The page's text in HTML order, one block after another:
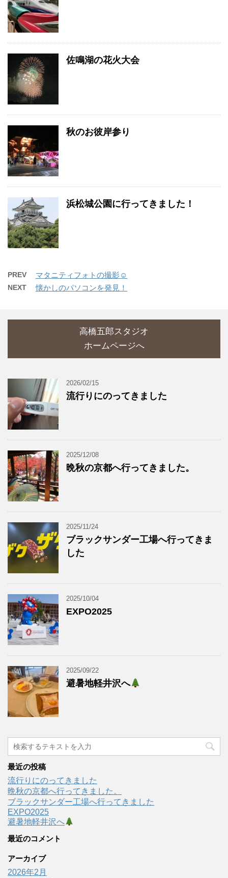
佐鳴湖の花火大会
秋のお彼岸参り
浜松城公園に行ってきました！
PREV マタニティフォトの撮影☺
NEXT 懐かしのパソコンを発見！
高橋五郎スタジオ
ホームページへ
2026/02/15
流行りにのってきました
2025/12/08
晩秋の京都へ行ってきました。
2025/11/24
ブラックサンダー工場へ行ってきま
した
2025/10/04
EXPO2025
2025/09/22
避暑地軽井沢へ
最近の投稿
流行りにのってきました
晩秋の京都へ行ってきました。
ブラックサンダー工場へ行ってきました
EXPO2025
避暑地軽井沢へ
最近のコメント
アーカイブ
2026年2月